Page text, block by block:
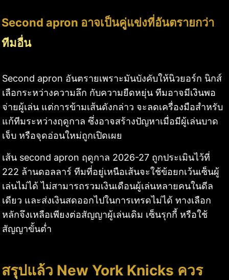
Second apron อาจเป็นคู่แข่งที่อันตรายกว่า
ทีมอื่น
Second apron อันตรายเพราะมันบังคับให้นิวยอร์ก นิกส์
เลือกระหว่างความลึก กับความยืดหยุ่น ทีมอาจมีเงินพอ
จ่ายผู้เล่น แต่การข้ามเส้นดังกล่าว จะลดเครื่องมือสำหรับ
แก้ทีมระหว่างฤดูกาล ซึ่งอาจสร้างปัญหาเมื่อมีผู้เล่นบาด
เจ็บ หรือจุดอ่อนใหม่ถูกเปิดเผย
เส้น second apron ฤดูกาล 2026-27 ถูกประเมินไว้ที่
222 ล้านดอลลาร์ ทีมที่อยู่เหนือเส้นจะใช้ข้อยกเว้นเซ็นผู้
เล่นไม่ได้ ไม่สามารถรวมเงินเดือนผู้เล่นหลายคนในดีล
เดียว และส่งเงินสดออกไปในการเทรดไม่ได้ ทางเลือก
หลักจึงเหลือเพียงต่อสัญญาผู้เล่นเดิม เซ็นรุกกี้ หรือใช้
สัญญาขั้นต่ำ
สรุปแล้ว New York Knicks ควร